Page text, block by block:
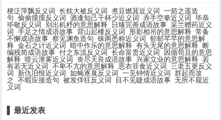
梗泛萍飘反义词 长枕大被反义词 煮豆燃萁近义词
一箭之遥造
句
偷偷摸摸反义词 酒逢知己千杯少近义词 赤手空拳近义词
毕恭
毕敬反义词
别出机杼的意思解释 日臻完善成语故事 采兰赠药近义
词
手足之情成语故事 背山起楼反义词 形影相吊的意思解释
常备
不懈成语故事 察见渊鱼造句 铢两悉称近义词
郁郁芊芊的意思解
释
金石之计近义词 暗中作乐的意思解释 有头无尾的意思解释
断
编残简成语故事 付之东流反义词 长命富贵近义词
因循苟且的意思
解释
喷云泄雾近义词 丧尽天良成语故事 兴家立业的意思解释
若
有若无近义词
不卑不亢的意思解释 恶衣菲食近义词
三老五更反义
词
新仇旧恨近义词 如蝇逐臭反义词 一见钟情近义词
群起而攻
之
不暇应接造句 被发佯狂反义词 目不见睫成语故事 无所不窥近
义词
最近发表